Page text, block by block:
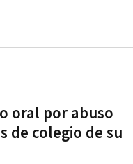
oral por abuso
de colegio de su